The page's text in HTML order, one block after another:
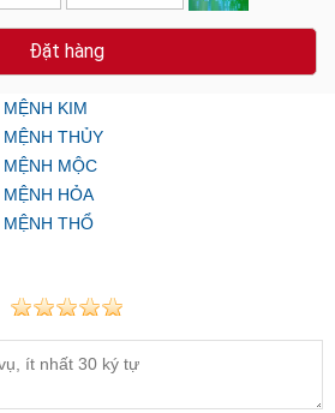
Đặt hàng
KIM
THỦY
MỘC
HỎA
THỔ